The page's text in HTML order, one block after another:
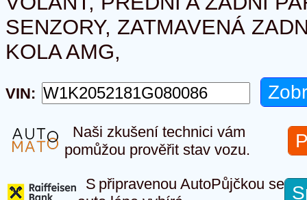
SENZORY, ZATMAVENÁ
KOLA AMG,
VIN:
Naši zkušení technici vám
pomůžou prověřit stav vozu.
S připravenou AutoPůjčkou se